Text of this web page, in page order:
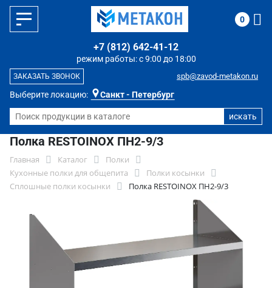
Выберите локацию: Санкт - Петербург
режим работы: с 9:00 до 18:00
+7 (812) 642-41-12
spb@zavod-metakon.ru
ЗАКАЗАТЬ ЗВОНОК
0
Полка RESTOINOX ПН2-9/3
Главная Каталог
Полки
Кухонные полки для общепита
Полки косынки
Сплошные полки косынки
Полка RESTOINOX ПН2-9/3